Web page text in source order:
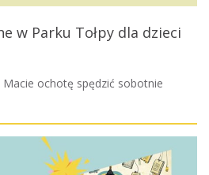
w Parku Tołpy dla dzieci
Macie ochotę spędzić sobotnie